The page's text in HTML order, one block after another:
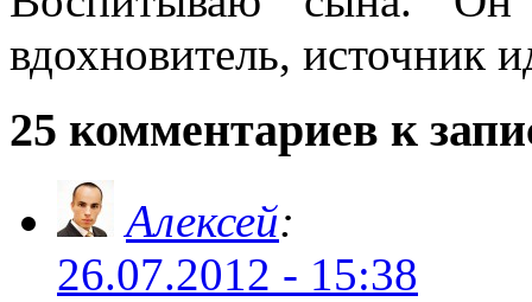
вдохновитель, источник
25 комментариев к
Алексей:
26.07.2012 - 15:38